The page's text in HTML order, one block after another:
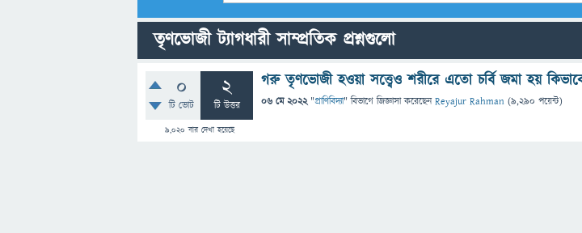
তৃণভোজী ট্যাগধারী সাম্প্রতিক প্রশ্নগুলো
0
টি ভোট
2
টি উত্তর
9,020 বার দেখা হয়েছে
গরু তৃণভোজী হওয়া সত্ত্বেও শরীরে এতো চর্বি জমা হয়
06 মে 2022 "প্রাণিবিদ্যা" বিভাগে জিজ্ঞাসাকরেছেনReyajur Rahman (9,290 পয়েন্ট)